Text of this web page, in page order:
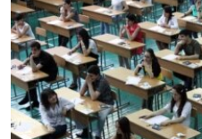
ARAŞDIRMA
MULTIMEDIA
VIDEO
FOTOQALEREYA
RADIO ARXIV
OXU ZALI
HAQQIMIZDA